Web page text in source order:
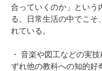
合っていくのか」という
る。日常生活の中でこそ
れている。
・ 音楽や図工などの実
ずれ他の教科への知的好